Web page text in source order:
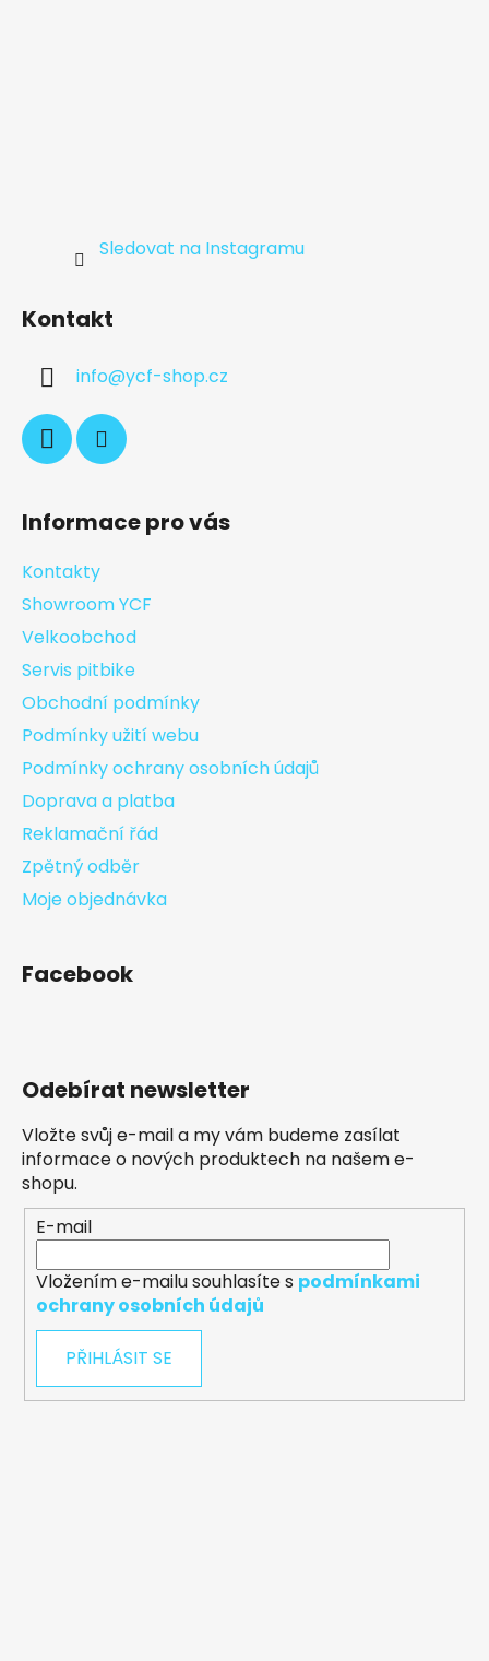
Sledovat na Instagramu
Kontakt
info@ycf-shop.cz
Informace pro vás
Kontakty
Showroom YCF
Velkoobchod
Servis pitbike
Obchodní podmínky
Podmínky užití webu
Podmínky ochrany osobních údajů
Doprava a platba
Reklamační řád
Zpětný odběr
Moje objednávka
Facebook
Odebírat newsletter
Vložte svůj e-mail a my vám budeme zasílat
informace o nových produktech na našem e-
shopu.
E-mail
Vložením e-mailu souhlasíte s podmínkami
ochrany osobních údajů
PŘIHLÁSIT SE